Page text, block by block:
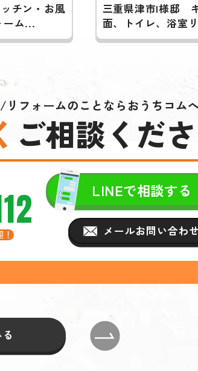
チン・お風
ーム...
三重県津市I様邸
面、トイレ、浴室
フォームのことならおうちコム
ご相談くだ
！
LINEで相談する
メールお問い合わせ